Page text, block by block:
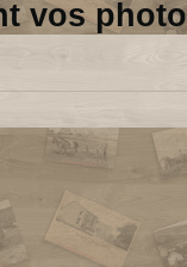
vos